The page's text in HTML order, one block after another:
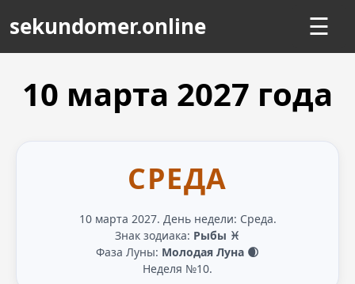
sekundomer.online ☰
10 марта 2027 года
СРЕДА
10 марта 2027. День недели: Среда.
Знак зодиака: Рыбы ♓
Фаза Луны: Молодая Луна 🌒
Неделя №10.